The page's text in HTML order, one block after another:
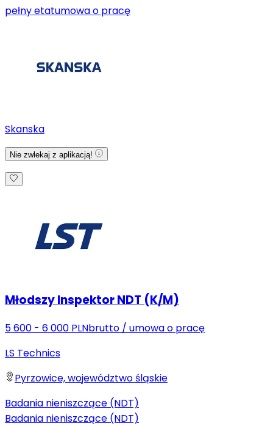
pełny etatumowa o pracę
Skanska
Nie zwlekaj z aplikacją!
Młodszy Inspektor NDT (K/M)
5 600 - 6 000 PLNbrutto / umowa o pracę
LS Technics
Pyrzowice, województwo śląskie
Badania nieniszczące (NDT)
Badania nieniszczące (NDT)